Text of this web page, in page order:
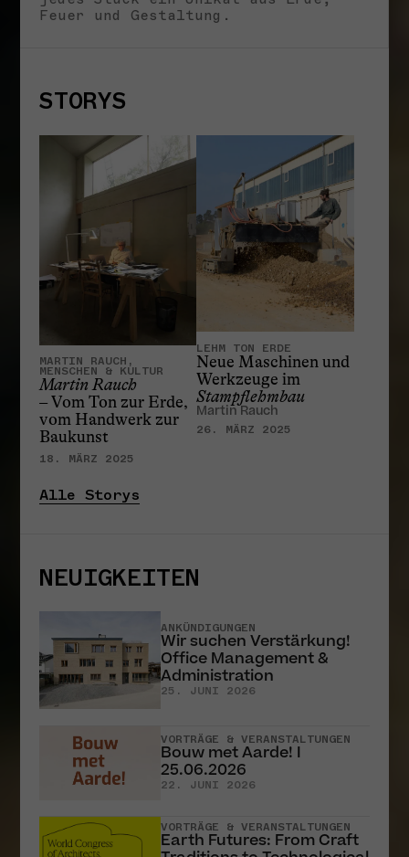
Feuer und Gestaltung.
STORYS
MARTIN RAUCH,
MENSCHEN & KULTUR
Martin Rauch
– Vom Ton zur Erde,
vom Handwerk zur
Baukunst
18. MÄRZ 2025
LEHM TON ERDE
Neue Maschinen und
Werkzeuge im
Stampflehmbau
Martin Rauch
26. MÄRZ 2025
Alle Storys
NEUIGKEITEN
ANKÜNDIGUNGEN
Wir suchen Verstärkung!
Office Management &
Administration
25. JUNI 2026
VORTRÄGE & VERANSTALTUNGEN
Bouw met Aarde! I
25.06.2026
22. JUNI 2026
VORTRÄGE & VERANSTALTUNGEN
Earth Futures: From Craft